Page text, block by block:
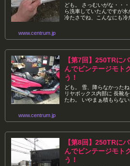
ども。 さっむいがな・・
ら洗車していたんですが
冷たさでね、こんなにも冷
www.centrum.jp
【第7回】250TRに
んでビンテージモト
う！
ども。 雪、降らなかった
リヤボックス内部に 長靴
たわ。 いやまぁ積もらない
www.centrum.jp
【第8回】250TRに
んでビンテージモト
う！